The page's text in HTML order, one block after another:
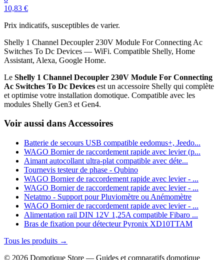
10,83 €
Prix indicatifs, susceptibles de varier.
Shelly 1 Channel Decoupler 230V Module For Connecting Ac
Switches To Dc Devices — WiFi. Compatible Shelly, Home
Assistant, Alexa, Google Home.
Le Shelly 1 Channel Decoupler 230V Module For Connecting
Ac Switches To Dc Devices est un accessoire Shelly qui complète
et optimise votre installation domotique. Compatible avec les
modules Shelly Gen3 et Gen4.
Voir aussi dans Accessoires
Batterie de secours USB compatible eedomus+, Jeedo...
WAGO Bornier de raccordement rapide avec levier (p...
Aimant autocollant ultra-plat compatible avec déte...
Tournevis testeur de phase - Qubino
WAGO Bornier de raccordement rapide avec levier - ...
WAGO Bornier de raccordement rapide avec levier - ...
Netatmo - Support pour Pluviomètre ou Anémomètre
WAGO Bornier de raccordement rapide avec levier - ...
Alimentation rail DIN 12V 1,25A compatible Fibaro ...
Bras de fixation pour détecteur Pyronix XD10TTAM
Tous les produits →
© 2026 Domotique Store — Guides et comparatifs domotique